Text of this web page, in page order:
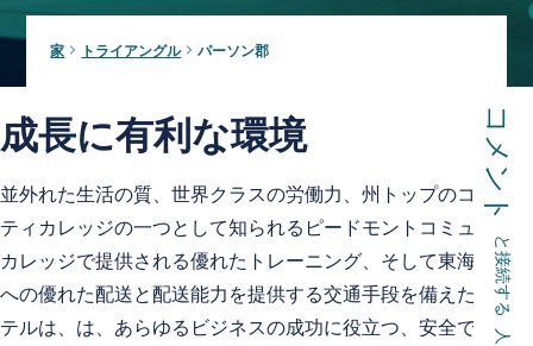
家 トライアングル パーソン郡
コメント
と接続する 人
成長に有利な環境
並外れた生活の質、世界クラスの労働力、州トップのコミュニ
ティカレッジの一つとして知られるピードモントコミュニティ
カレッジで提供される優れたトレーニング、そして東海岸全体
への優れた配送と配送能力を提供する交通手段を備えたこのホ
テルは、は、あらゆるビジネスの成功に役立つ、安全で通いや